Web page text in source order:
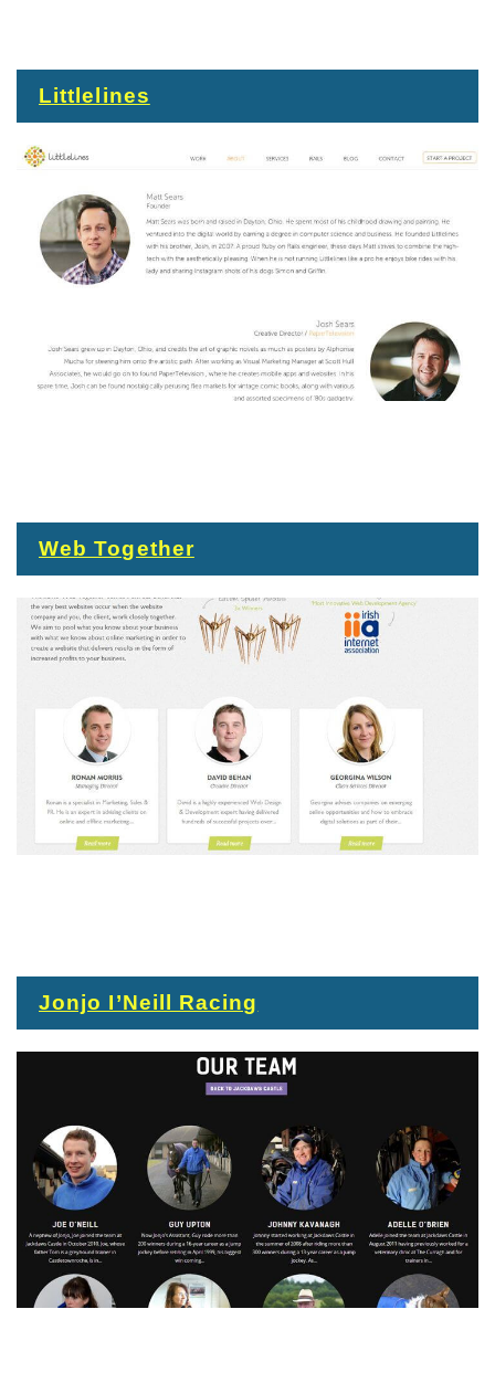
Littlelines
Web Together
Jonjo I’Neill Racing